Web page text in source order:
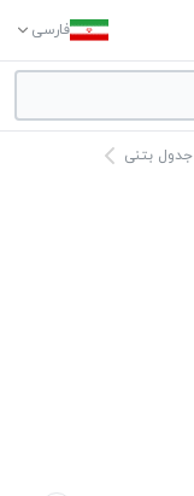
فارسی
جدول بتنی